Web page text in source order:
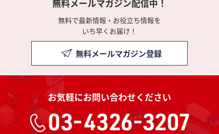
無料メールマガジン配信中！
無料で最新情報・お役立ち情報を
いち早くお届け！
無料メールマガジン登録
お気軽にお問い合わせください